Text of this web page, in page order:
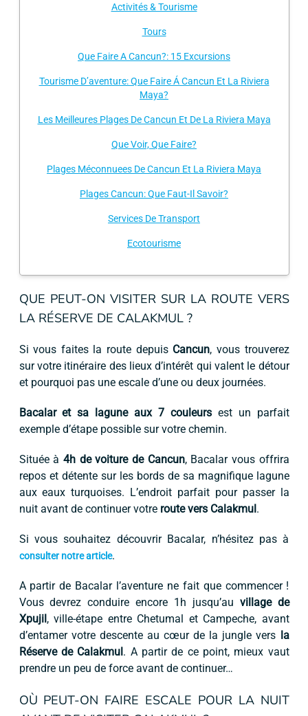
Activités & Tourisme
Tours
Que Faire A Cancun?: 15 Excursions
Tourisme D’aventure: Que Faire Á Cancun Et La Riviera
Maya?
Les Meilleures Plages De Cancun Et De La Riviera Maya
Que Voir, Que Faire?
Plages Méconnuees De Cancun Et La Riviera Maya
Plages Cancun: Que Faut-Il Savoir?
Services De Transport
Ecotourisme
QUE PEUT-ON VISITER SUR LA ROUTE VERS
LA RÉSERVE DE CALAKMUL ?
Si vous faites la route depuis Cancun, vous trouverez
sur votre itinéraire des lieux d’intérêt qui valent le détour
et pourquoi pas une escale d’une ou deux journées.
Bacalar et sa lagune aux 7 couleursest un parfait
exemple d’étape possible sur votre chemin.
Située à 4h de voiture de Cancun, Bacalar vous offrira
repos et détente sur les bords de sa magnifique lagune
aux eaux turquoises. L’endroit parfait pour passer la
nuit avant de continuer votre route vers Calakmul.
Si vous souhaitez découvrir Bacalar, n’hésitez pas à
consulter notre article.
A partir de Bacalar l’aventure ne fait que commencer !
Vous devrez conduire encore 1h jusqu’au village de
Xpujil, ville-étape entre Chetumal et Campeche, avant
d’entamer votre descente au cœur de la jungle vers la
Réserve de Calakmul. A partir de ce point, mieux vaut
prendre un peu de force avant de continuer…
OÙ PEUT-ON FAIRE ESCALE POUR LA NUIT